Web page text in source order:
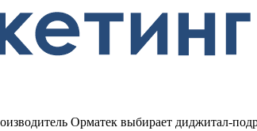
Орматек выбирает диджитал-